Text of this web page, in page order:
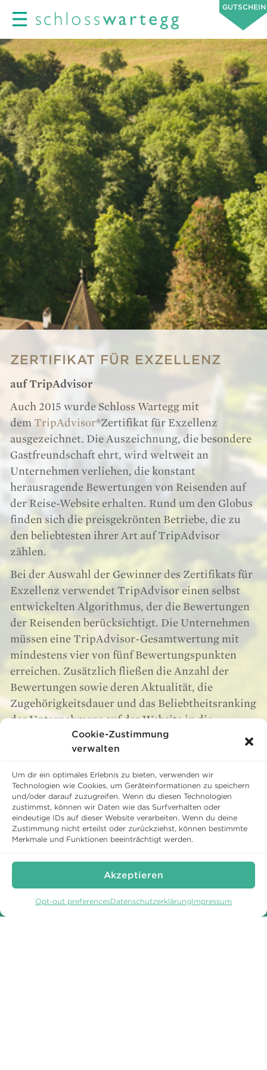
Cookie-Zustimmung
verwalten
Um dir ein optimales Erlebnis zu bieten, verwenden wir
Technologien wie Cookies, um Geräteinformationen zu speichern
und/oder darauf zuzugreifen. Wenn du diesen Technologien
zustimmst, können wir Daten wie das Surfverhalten oder
eindeutige IDs auf dieser Website verarbeiten. Wenn du deine
Zustimmung nicht erteilst oder zurückziehst, können bestimmte
Merkmale und Funktionen beeinträchtigt werden.
Akzeptieren
Opt-out preferencesDatenschutzerklärungImpressum
Direkt buchen und sparen.
ZERTIFIKAT FÜR EXZELLENZ
auf TripAdvisor
Auch 2015 wurde Schloss Wartegg mit
dem TripAdvisor®Zertifikat für Exzellenz
ausgezeichnet. Die Auszeichnung, die besondere
Gastfreundschaft ehrt, wird weltweit an
Unternehmen verliehen, die konstant
herausragende Bewertungen von Reisenden auf
der Reise-Website erhalten. Rund um den Globus
finden sich die preisgekrönten Betriebe, die zu
den beliebtesten ihrer Art auf TripAdvisor
zählen.
Bei der Auswahl der Gewinner des Zertifikats für
Exzellenz verwendet TripAdvisor einen selbst
entwickelten Algorithmus, der die Bewertungen
der Reisenden berücksichtigt. Die Unternehmen
müssen eine TripAdvisor-Gesamtwertung mit
mindestens vier von fünf Bewertungspunkten
erreichen. Zusätzlich fließen die Anzahl der
Bewertungen sowie deren Aktualität, die
Zugehörigkeitsdauer und das Beliebtheitsranking
des Unternehmens auf der Website in die
Kalkulation mit ein.Wir freuen uns, dass ihre
Bewertungen uns zu dieser Auszeichnung
TRIPADVISOR
SCHLOSS WARTEGG
9404 Rorschacherberg
Telefon:+41 71 858 62 62